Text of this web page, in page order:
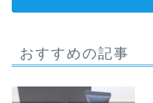
おすすめの記事